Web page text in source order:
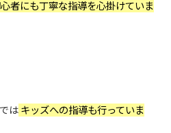
者にも丁寧な指導を心掛けていま
は キッズへの指導も行っていま